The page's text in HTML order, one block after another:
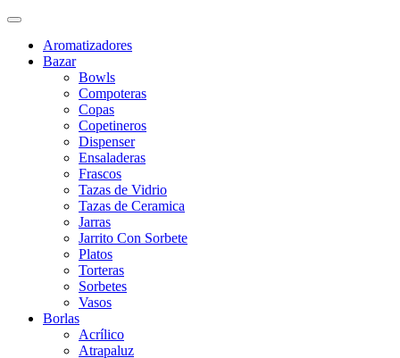
Aromatizadores
Bazar
Bowls
Compoteras
Copas
Copetineros
Dispenser
Ensaladeras
Frascos
Tazas de Vidrio
Tazas de Ceramica
Jarras
Jarrito Con Sorbete
Platos
Torteras
Sorbetes
Vasos
Borlas
Acrílico
Atrapaluz